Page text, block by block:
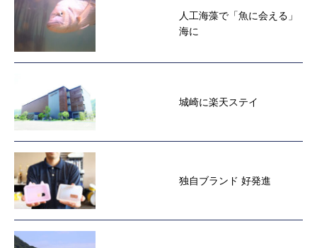
人工海藻で「魚に会える」
海に
城崎に楽天ステイ
独自ブランド 好発進